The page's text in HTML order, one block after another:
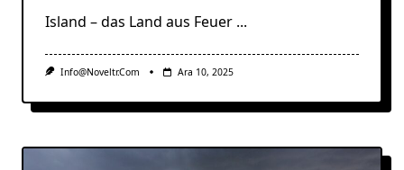
Island – das Land aus Feuer ...
Info@noveltr.com Ara 10, 2025